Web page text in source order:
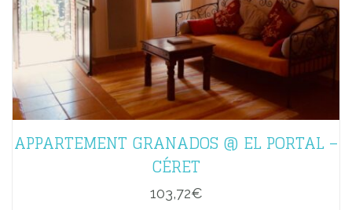
APPARTEMENT GRANADOS @ EL PORTAL –
CÉRET
103,72€